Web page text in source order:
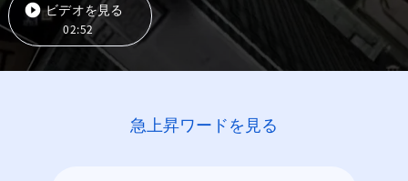
ビデオを見る
02:52
急上昇ワードを見る